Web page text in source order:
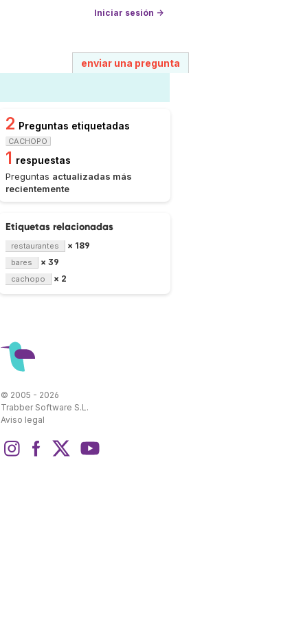
Iniciar sesión →
enviar una pregunta
2 Preguntas etiquetadas
CACHOPO
1 respuestas
Preguntas actualizadas más
recientemente
Etiquetas relacionadas
restaurantes × 189
bares × 39
cachopo × 2
© 2005 - 2026
Trabber Software S.L.
Aviso legal